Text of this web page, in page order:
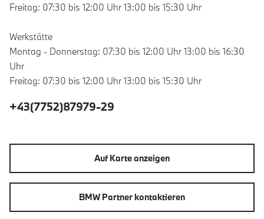
Freitag: 07:30 bis 12:00 Uhr 13:00 bis 15:30 Uhr
Werkstätte
Montag - Donnerstag: 07:30 bis 12:00 Uhr 13:00 bis 16:30
Uhr
Freitag: 07:30 bis 12:00 Uhr 13:00 bis 15:30 Uhr
+43(7752)87979-29
Auf Karte anzeigen
BMW Partner kontaktieren